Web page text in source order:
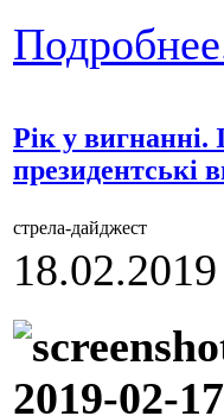
Рік у вигнанні.
президентські
стрела-дайджест